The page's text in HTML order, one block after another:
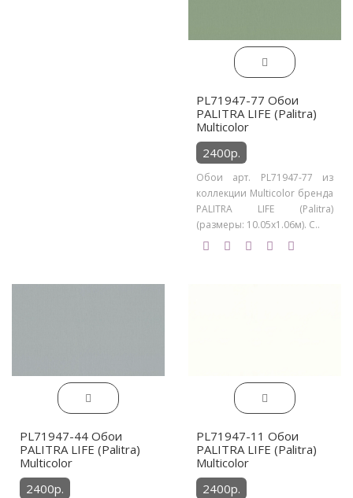
PL71947-77 Обои
PALITRA LIFE (Palitra)
Multicolor
2400р.
Обои арт. PL71947-77 из
коллекции Multicolor бренда
PALITRA LIFE (Palitra)
(размеры: 10.05х1.06м). С..
PL71947-44 Обои
PALITRA LIFE (Palitra)
Multicolor
2400р.
PL71947-11 Обои
PALITRA LIFE (Palitra)
Multicolor
2400р.